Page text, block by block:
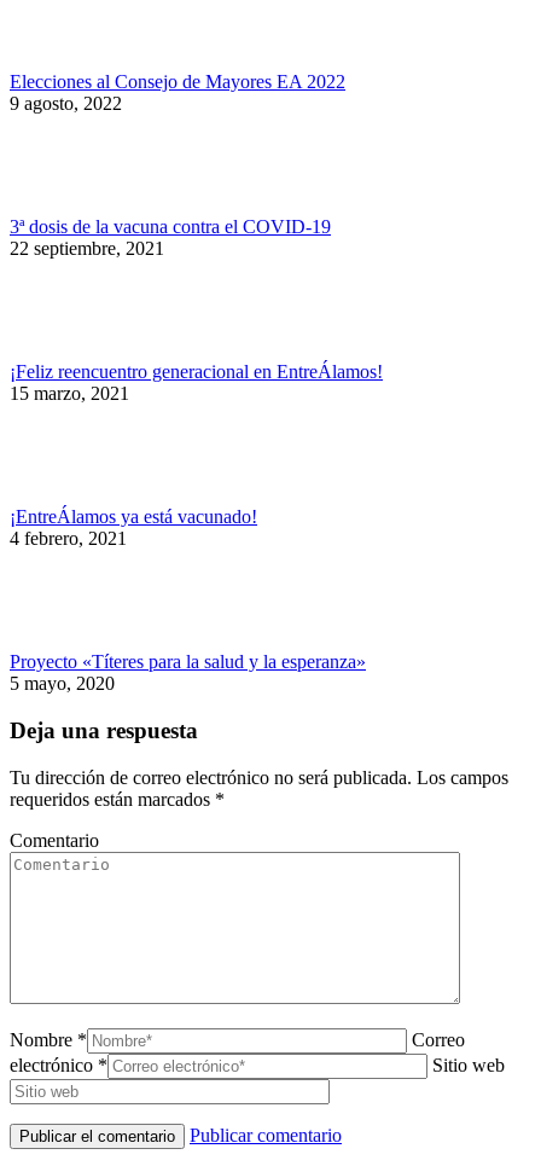
Elecciones al Consejo de Mayores EA 2022
9 agosto, 2022
3ª dosis de la vacuna contra el COVID-19
22 septiembre, 2021
¡Feliz reencuentro generacional en EntreÁlamos!
15 marzo, 2021
¡EntreÁlamos ya está vacunado!
4 febrero, 2021
Proyecto «Títeres para la salud y la esperanza»
5 mayo, 2020
Deja una respuesta
Tu dirección de correo electrónico no será publicada. Los campos
requeridos están marcados *
Comentario
Nombre *
Correo
electrónico *
Sitio web
Publicar comentario